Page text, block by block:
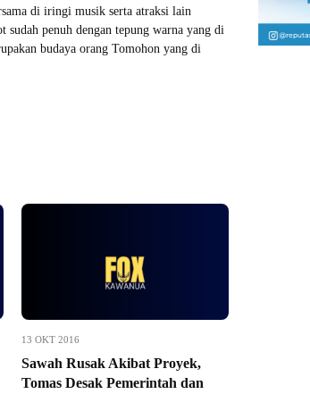
di iringi musik serta atraksi lain
penuh dengan tepung warna yang di
budaya orang Tomohon yang di
13 OKT 2016
Sawah Rusak Akibat Proyek,
Tomas Desak Pemerintah dan